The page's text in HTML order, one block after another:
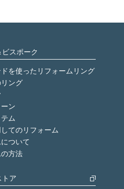
ビスポーク
を使ったリフォームリング
ング
ン
ム
てのリフォーム
ついて
の方法
トア